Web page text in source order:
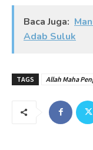
Baca Juga:
Adab Suluk
TAGS Allah Maha